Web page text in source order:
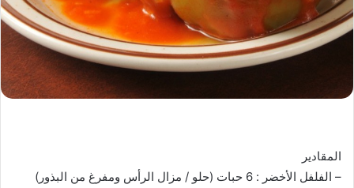
المقادير
– الفلفل الأخضر : 6 حبات (حلو / مزال الرأس ومفرغ من البذور)